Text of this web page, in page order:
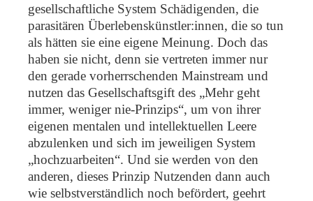
gesellschaftliche System Schädigenden, die
parasitären Überlebenskünstler:innen, die so tun
als hätten sie eine eigene Meinung. Doch das
haben sie nicht, denn sie vertreten immer nur
den gerade vorherrschenden Mainstream und
nutzen das Gesellschaftsgift des „Mehr geht
immer, weniger nie-Prinzips“, um von ihrer
eigenen mentalen und intellektuellen Leere
abzulenken und sich im jeweiligen System
„hochzuarbeiten“. Und sie werden von den
anderen, dieses Prinzip Nutzenden dann auch
wie selbstverständlich noch befördert, geehrt